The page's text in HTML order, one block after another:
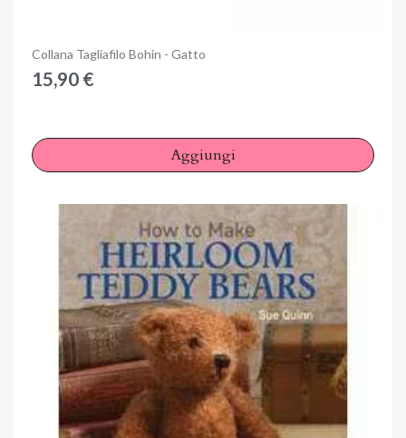
Anteprima
Collana Tagliafilo Bohin - Gatto
15,90 €
Aggiungi